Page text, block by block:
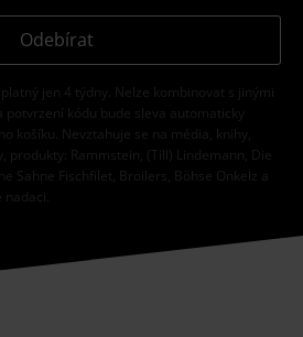
Odebírat
jen 4 týdny. Nelze kombinovat s jinými
potvrzení kódu bude sleva automaticky
košíku. Nevztahuje se na média, knihy,
produkty: Rammstein, (Till) Lindemann, Die
Sahne Fischfilet, Broilers, Böhse Onkelz a